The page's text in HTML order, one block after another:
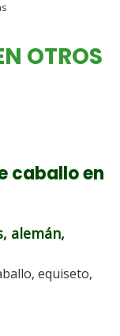
OTROS
caballo en
alemán,
equiseto,